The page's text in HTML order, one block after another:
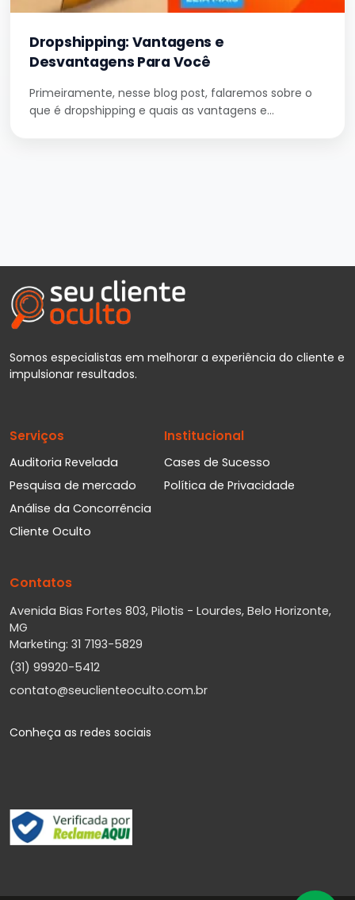
Dropshipping: Vantagens e
Desvantagens Para Você
Primeiramente, nesse blog post, falaremos sobre o
que é dropshipping e quais as vantagens e…
Somos especialistas em melhorar a experiência do cliente e
impulsionar resultados.
Serviços
Auditoria Revelada
Pesquisa de mercado
Análise da Concorrência
Cliente Oculto
Institucional
Cases de Sucesso
Política de Privacidade
Contatos
Avenida Bias Fortes 803, Pilotis - Lourdes, Belo Horizonte,
MG
Marketing: 31 7193-5829
(31) 99920-5412
contato@seuclienteoculto.com.br
Conheça as redes sociais